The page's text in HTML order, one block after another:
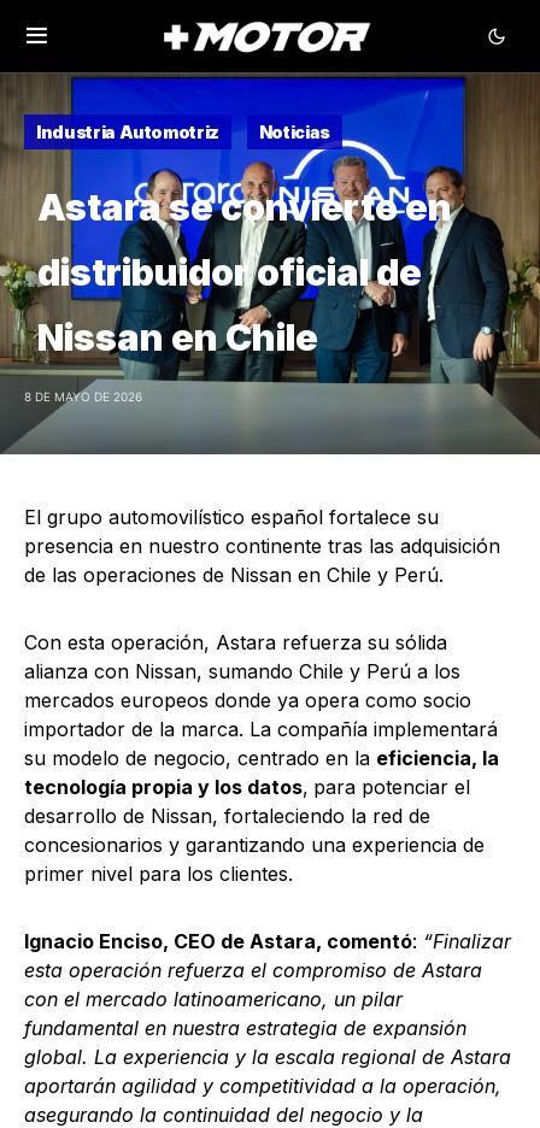
Industria Automotriz Noticias
Astara se convierte en
distribuidor oficial de
Nissan en Chile
8 DE MAYO DE 2026
El grupo automovilístico español fortalece su
presencia en nuestro continente tras las adquisición
de las operaciones de Nissan en Chile y Perú.
Con esta operación, Astara refuerza su sólida
alianza con Nissan, sumando Chile y Perú a los
mercados europeos donde ya opera como socio
importador de la marca. La compañía implementará
su modelo de negocio, centrado en la eficiencia, la
tecnología propia y los datos, para potenciar el
desarrollo de Nissan, fortaleciendo la red de
concesionarios y garantizando una experiencia de
primer nivel para los clientes.
Ignacio Enciso, CEO de Astara, comentó: “Finalizar
esta operación refuerza el compromiso de Astara
con el mercado latinoamericano, un pilar
fundamental en nuestra estrategia de expansión
global. La experiencia y la escala regional de Astara
aportarán agilidad y competitividad a la operación,
asegurando la continuidad del negocio y la